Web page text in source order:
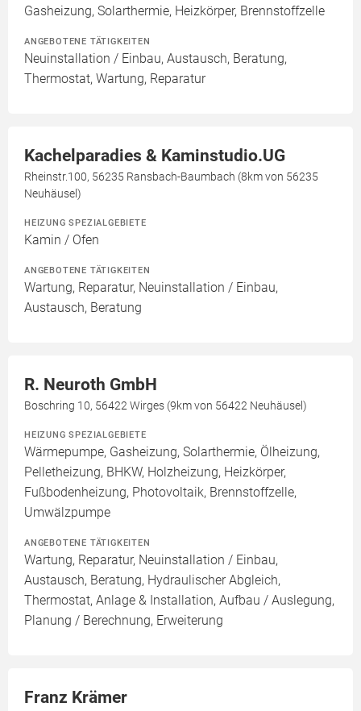
Gasheizung, Solarthermie, Heizkörper, Brennstoffzelle
ANGEBOTENE TÄTIGKEITEN
Neuinstallation / Einbau, Austausch, Beratung,
Thermostat, Wartung, Reparatur
Kachelparadies & Kaminstudio.UG
Rheinstr.100, 56235 Ransbach-Baumbach (8km von 56235
Neuhäusel)
HEIZUNG SPEZIALGEBIETE
Kamin / Ofen
ANGEBOTENE TÄTIGKEITEN
Wartung, Reparatur, Neuinstallation / Einbau,
Austausch, Beratung
R. Neuroth GmbH
Boschring 10, 56422 Wirges (9km von 56422 Neuhäusel)
HEIZUNG SPEZIALGEBIETE
Wärmepumpe, Gasheizung, Solarthermie, Ölheizung,
Pelletheizung, BHKW, Holzheizung, Heizkörper,
Fußbodenheizung, Photovoltaik, Brennstoffzelle,
Umwälzpumpe
ANGEBOTENE TÄTIGKEITEN
Wartung, Reparatur, Neuinstallation / Einbau,
Austausch, Beratung, Hydraulischer Abgleich,
Thermostat, Anlage & Installation, Aufbau / Auslegung,
Planung / Berechnung, Erweiterung
Franz Krämer